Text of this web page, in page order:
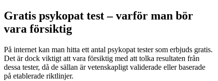
Gratis psykopat test – varför man bör
vara försiktig
På internet kan man hitta ett antal psykopat tester som erbjuds gratis.
Det är dock viktigt att vara försiktig med att tolka resultaten från
dessa tester, då de sällan är vetenskapligt validerade eller baserade
på etablerade riktlinjer.